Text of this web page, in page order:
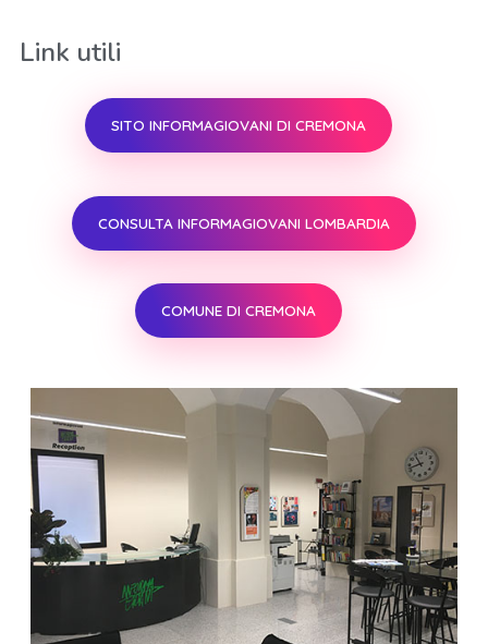
Link utili
SITO INFORMAGIOVANI DI CREMONA
CONSULTA INFORMAGIOVANI LOMBARDIA
COMUNE DI CREMONA